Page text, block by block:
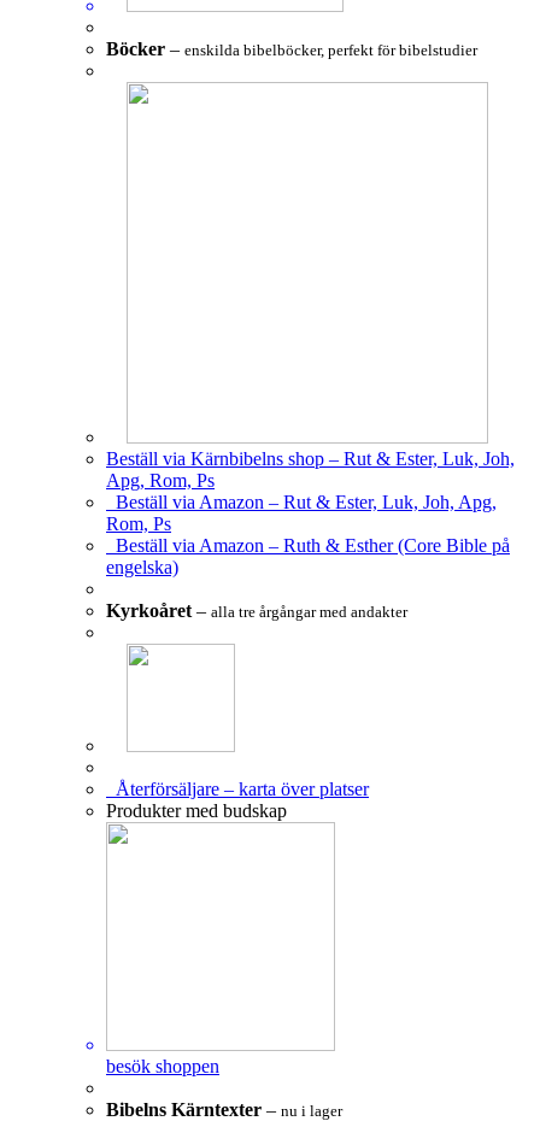
Böcker – enskilda bibelböcker, perfekt för bibelstudier
Beställ via Kärnbibelns shop – Rut & Ester, Luk, Joh,
Apg, Rom, Ps
Beställ via Amazon – Rut & Ester, Luk, Joh, Apg,
Rom, Ps
Beställ via Amazon – Ruth & Esther (Core Bible på
engelska)
Kyrkoåret – alla tre årgångar med andakter
Återförsäljare – karta över platser
Produkter med budskap
besök shoppen
Bibelns Kärntexter – nu i lager